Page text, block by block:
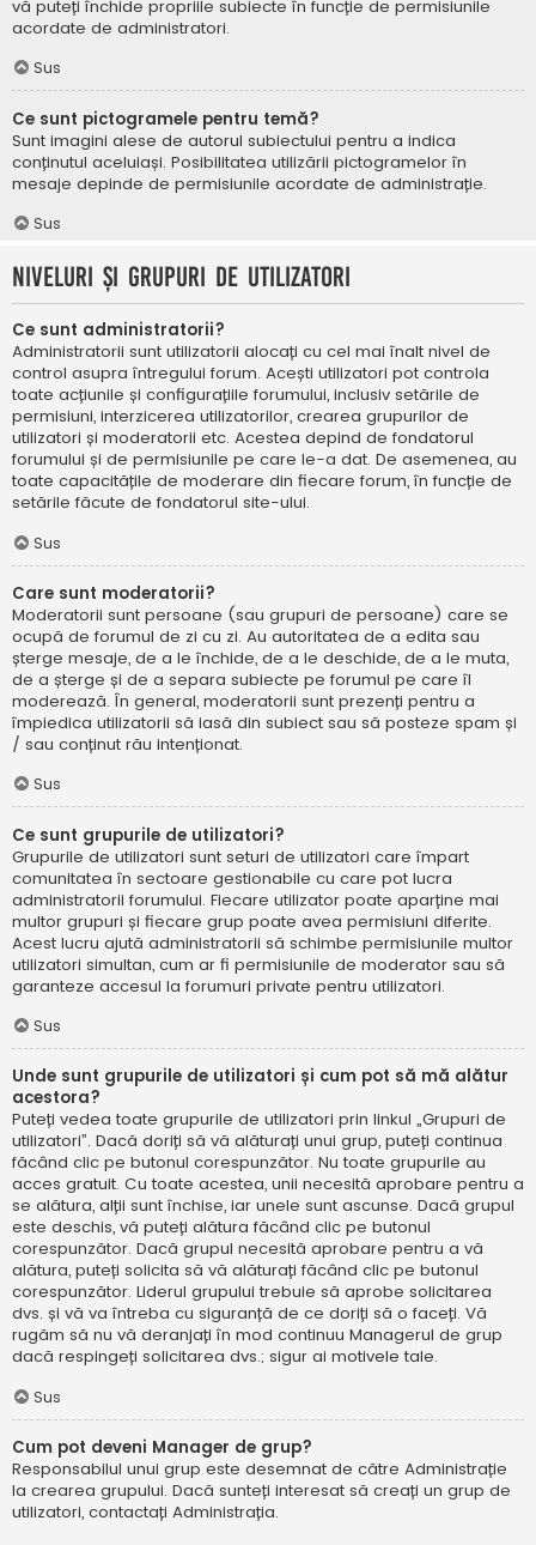
vă puteți închide propriile subiecte în funcție de permisiunile
acordate de administratori.
Sus
Ce sunt pictogramele pentru temă?
Sunt imagini alese de autorul subiectului pentru a indica
conținutul aceluiași. Posibilitatea utilizării pictogramelor în
mesaje depinde de permisiunile acordate de administrație.
Sus
Niveluri și grupuri de utilizatori
Ce sunt administratorii?
Administratorii sunt utilizatorii alocați cu cel mai înalt nivel de
control asupra întregului forum. Acești utilizatori pot controla
toate acțiunile și configurațiile forumului, inclusiv setările de
permisiuni, interzicerea utilizatorilor, crearea grupurilor de
utilizatori și moderatorii etc. Acestea depind de fondatorul
forumului și de permisiunile pe care le-a dat. De asemenea, au
toate capacitățile de moderare din fiecare forum, în funcție de
setările făcute de fondatorul site-ului.
Sus
Care sunt moderatorii?
Moderatorii sunt persoane (sau grupuri de persoane) care se
ocupă de forumul de zi cu zi. Au autoritatea de a edita sau
șterge mesaje, de a le închide, de a le deschide, de a le muta,
de a șterge și de a separa subiecte pe forumul pe care îl
moderează. În general, moderatorii sunt prezenți pentru a
împiedica utilizatorii să iasă din subiect sau să posteze spam și
/ sau conținut rău intenționat.
Sus
Ce sunt grupurile de utilizatori?
Grupurile de utilizatori sunt seturi de utilizatori care împart
comunitatea în sectoare gestionabile cu care pot lucra
administratorii forumului. Fiecare utilizator poate aparține mai
multor grupuri și fiecare grup poate avea permisiuni diferite.
Acest lucru ajută administratorii să schimbe permisiunile multor
utilizatori simultan, cum ar fi permisiunile de moderator sau să
garanteze accesul la forumuri private pentru utilizatori.
Sus
Unde sunt grupurile de utilizatori și cum pot să mă alătur
acestora?
Puteți vedea toate grupurile de utilizatori prin linkul „Grupuri de
utilizatori”. Dacă doriți să vă alăturați unui grup, puteți continua
făcând clic pe butonul corespunzător. Nu toate grupurile au
acces gratuit. Cu toate acestea, unii necesită aprobare pentru a
se alătura, alții sunt închise, iar unele sunt ascunse. Dacă grupul
este deschis, vă puteți alătura făcând clic pe butonul
corespunzător. Dacă grupul necesită aprobare pentru a vă
alătura, puteți solicita să vă alăturați făcând clic pe butonul
corespunzător. Liderul grupului trebuie să aprobe solicitarea
dvs. și vă va întreba cu siguranță de ce doriți să o faceți. Vă
rugăm să nu vă deranjați în mod continuu Managerul de grup
dacă respingeți solicitarea dvs.; sigur ai motivele tale.
Sus
Cum pot deveni Manager de grup?
Responsabilul unui grup este desemnat de către Administrație
la crearea grupului. Dacă sunteți interesat să creați un grup de
utilizatori, contactați Administrația.